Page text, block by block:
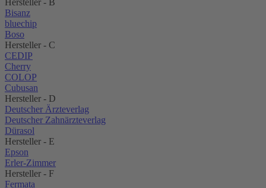
Hersteller - B
Bisanz
bluechip
Boso
Hersteller - C
CEDIP
Cherry
COLOP
Cubusan
Hersteller - D
Deutscher Ärzteverlag
Deutscher Zahnärzteverlag
Dürasol
Hersteller - E
Epson
Erler-Zimmer
Hersteller - F
Fermata